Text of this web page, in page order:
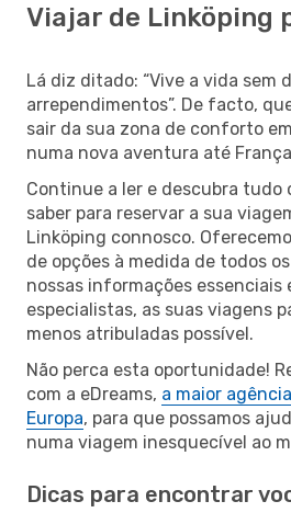
Viajar de Linköping
Lá diz ditado: “Vive a vida sem
arrependimentos”. De facto,
sair da sua zona de conforto
numa nova aventura até
Continue a ler e descubra tudo
saber para reservar a sua
Linköping connosco.
de opções à medida de todos
nossas informações essenciais
especialistas, as suas viagens
menos atribuladas possível.
Não perca esta oportunidade!
com a eDreams, a maior
Europa, para que possamos
numa viagem inesquecível ao
Dicas para encontrar